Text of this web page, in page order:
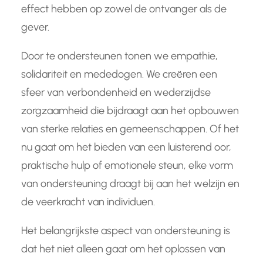
effect hebben op zowel de ontvanger als de
gever.
Door te ondersteunen tonen we empathie,
solidariteit en mededogen. We creëren een
sfeer van verbondenheid en wederzijdse
zorgzaamheid die bijdraagt aan het opbouwen
van sterke relaties en gemeenschappen. Of het
nu gaat om het bieden van een luisterend oor,
praktische hulp of emotionele steun, elke vorm
van ondersteuning draagt bij aan het welzijn en
de veerkracht van individuen.
Het belangrijkste aspect van ondersteuning is
dat het niet alleen gaat om het oplossen van